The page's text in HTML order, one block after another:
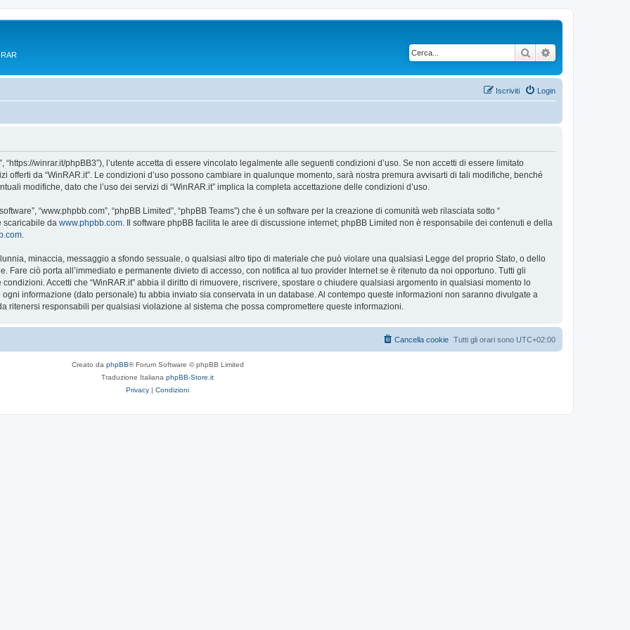
Cerca
Login
Iscriviti
“https://winrar.it/phpBB3”), l’utente accetta di essere vincolato legalmente alle seguenti condizioni d’uso. Se non accetti di essere limitato
offerti da “WinRAR.it”. Le condizioni d’uso possono cambiare in qualunque momento, sarà nostra premura avvisarti di tali modifiche, benché
modifiche, dato che l’uso dei servizi di “WinRAR.it” implica la completa accettazione delle condizioni d’uso.
“www.phpbb.com”, “phpBB Limited”, “phpBB Teams”) che è un software per la creazione di comunità web rilasciata sotto “
scaricabile da www.phpbb.com . Il software phpBB facilita le aree di discussione internet; phpBB Limited non è responsabile dei contenuti e della
minaccia, messaggio a sfondo sessuale, o qualsiasi altro tipo di materiale che può violare una qualsiasi Legge del proprio Stato, o dello
Fare ciò porta all’immediato e permanente divieto di accesso, con notifica al tuo provider Internet se è ritenuto da noi opportuno. Tutti gli
Accetti che “WinRAR.it” abbia il diritto di rimuovere, riscrivere, spostare o chiudere qualsiasi argomento in qualsiasi momento lo
informazione (dato personale) tu abbia inviato sia conservata in un database. Al contempo queste informazioni non saranno divulgate a
ritenersi responsabili per qualsiasi violazione al sistema che possa compromettere queste informazioni.
Tutti gli orari sono UTC+02:00
Cancella cookie
Creato da phpBB® Forum Software © phpBB Limited
Traduzione Italiana phpBB-Store.it
Privacy | Condizioni